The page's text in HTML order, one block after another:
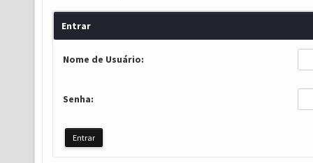
Entrar
Nome de Usuário:
Senha: